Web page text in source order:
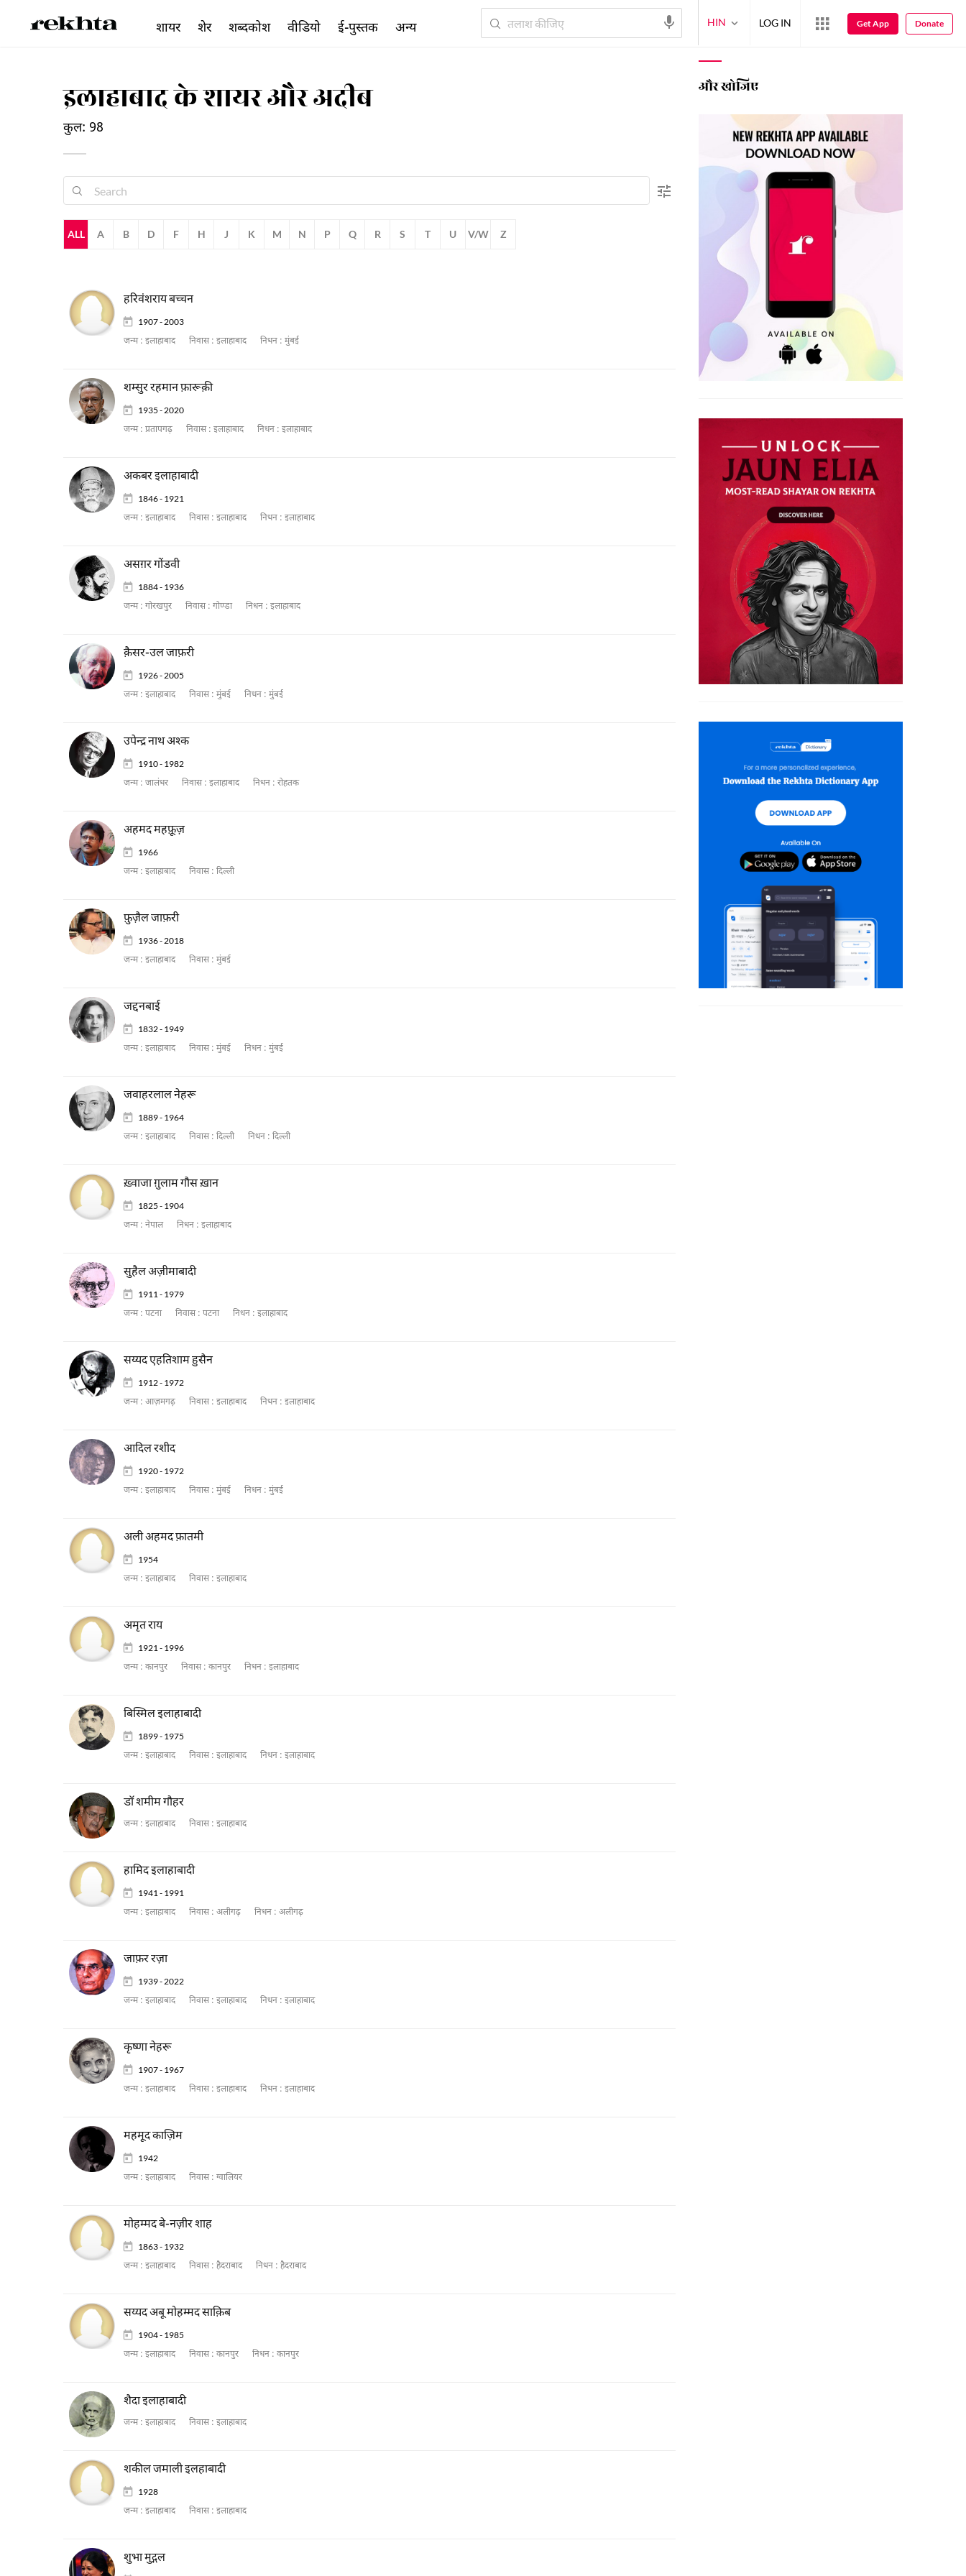
इलाहाबाद के शायर और अदीब
कुल: 98
ALL A B D F H J K M N P Q R S T U V/W Z
हरिवंशराय बच्चन
1907 - 2003
जन्म : इलाहाबाद निवास : इलाहाबाद निधन : मुंबई
शम्सुर रहमान फ़ारूक़ी
1935 - 2020
जन्म : प्रतापगढ़ निवास : इलाहाबाद निधन : इलाहाबाद
अकबर इलाहाबादी
1846 - 1921
जन्म : इलाहाबाद निवास : इलाहाबाद निधन : इलाहाबाद
असग़र गोंडवी
1884 - 1936
जन्म : गोरखपुर निवास : गोण्डा निधन : इलाहाबाद
क़ैसर-उल जाफ़री
1926 - 2005
जन्म : इलाहाबाद निवास : मुंबई निधन : मुंबई
उपेन्द्र नाथ अश्क
1910 - 1982
जन्म : जालंधर निवास : इलाहाबाद निधन : रोहतक
अहमद महफ़ूज़
1966
जन्म : इलाहाबाद निवास : दिल्ली
फ़ुज़ैल जाफ़री
1936 - 2018
जन्म : इलाहाबाद निवास : मुंबई
जद्दनबाई
1832 - 1949
जन्म : इलाहाबाद निवास : मुंबई निधन : मुंबई
जवाहरलाल नेहरू
1889 - 1964
जन्म : इलाहाबाद निवास : दिल्ली निधन : दिल्ली
ख़्वाजा ग़ुलाम गाैस ख़ान
1825 - 1904
जन्म : नेपाल निधन : इलाहाबाद
सुहैल अज़ीमाबादी
1911 - 1979
जन्म : पटना निवास : पटना निधन : इलाहाबाद
सय्यद एहतिशाम हुसैन
1912 - 1972
जन्म : आज़मगढ़ निवास : इलाहाबाद निधन : इलाहाबाद
आदिल रशीद
1920 - 1972
जन्म : इलाहाबाद निवास : मुंबई निधन : मुंबई
अली अहमद फ़ातमी
1954
जन्म : इलाहाबाद निवास : इलाहाबाद
अमृत राय
1921 - 1996
जन्म : कानपुर निवास : कानपुर निधन : इलाहाबाद
बिस्मिल इलाहाबादी
1899 - 1975
जन्म : इलाहाबाद निवास : इलाहाबाद निधन : इलाहाबाद
डॉ शमीम गौहर
जन्म : इलाहाबाद निवास : इलाहाबाद
हामिद इलाहाबादी
1941 - 1991
जन्म : इलाहाबाद निवास : अलीगढ़ निधन : अलीगढ़
जाफ़र रज़ा
1939 - 2022
जन्म : इलाहाबाद निवास : इलाहाबाद निधन : इलाहाबाद
कृष्णा नेहरू
1907 - 1967
जन्म : इलाहाबाद निवास : इलाहाबाद निधन : इलाहाबाद
महमूद काज़िम
1942
जन्म : इलाहाबाद निवास : ग्वालियर
मोहम्मद बे-नज़ीर शाह
1863 - 1932
जन्म : इलाहाबाद निवास : हैदराबाद निधन : हैदराबाद
सय्यद अबू मोहम्मद साक़िब
1904 - 1985
जन्म : इलाहाबाद निवास : कानपुर निधन : कानपुर
शैदा इलाहाबादी
जन्म : इलाहाबाद निवास : इलाहाबाद
शकील जमाली इलहाबादी
1928
जन्म : इलाहाबाद निवास : इलाहाबाद
शुभा मुद्गल
और खोजिए
शायर शेर शब्दकोश वीडियो ई-पुस्तक अन्य HIN LOG IN Get App Donate